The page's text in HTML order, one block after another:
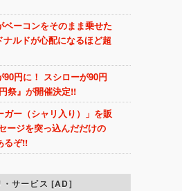
ベーコンをそのまま乗せた
ルドが心配になるほど超
90円に！ スシローが90円
祭』が開催決定!!
ガー（シャリ入り）」を販
ージを突っ込んだだけの
るぞ!!
・サービス [AD]